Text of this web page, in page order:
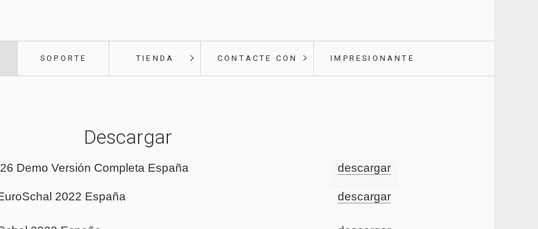
SOPORTE TIENDA CONTACTE CON IMPRESIONANTE
Descargar
Demo Versión Completa España descargar
2022 España descargar